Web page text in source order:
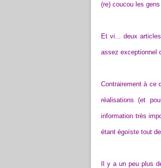
(re) coucou les
Et vi... deux
assez exceptionnel
Contrairement à ce
réalisations (et
information très
étant égoïste tout
Il y a un peu plus